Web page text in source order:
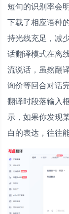
短句的识别率会
下载了相应语种
持光线充足，减
话翻译模式在离
流说话，虽然翻
询价等回合对话
翻译时段落输入
示，如果你发现
白的表达，往往